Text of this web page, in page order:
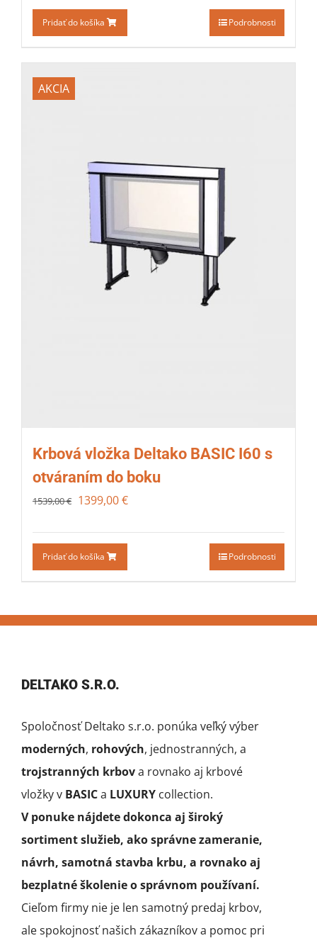
Pridať do košíka Podrobnosti
AKCIA
Krbová vložka Deltako BASIC I60 s
otváraním do boku
1539,00€ 1399,00€
Pridať do košíka Podrobnosti
DELTAKO S.R.O.
Spoločnosť Deltako s.r.o. ponúka veľký výber
moderných, rohových, jednostranných, a
trojstranných krbova rovnako aj krbové
vložky v BASICa LUXURY collection.
V ponuke nájdete dokonca aj široký
sortiment služieb, ako správne zameranie,
návrh, samotná stavba krbu, a rovnako aj
bezplatné školenie o správnom používaní.
Cieľom firmy nie je len samotný predaj krbov,
ale spokojnosť našich zákazníkov a pomoc pri